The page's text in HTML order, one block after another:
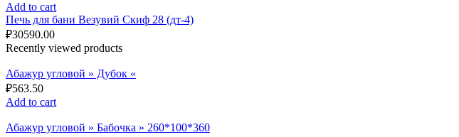
Add to cart
Печь для бани Везувий Скиф 28 (дт-4)
₽30590.00
Recently viewed products
Абажур угловой » Дубок «
₽563.50
Add to cart
Абажур угловой » Бабочка » 260*100*360